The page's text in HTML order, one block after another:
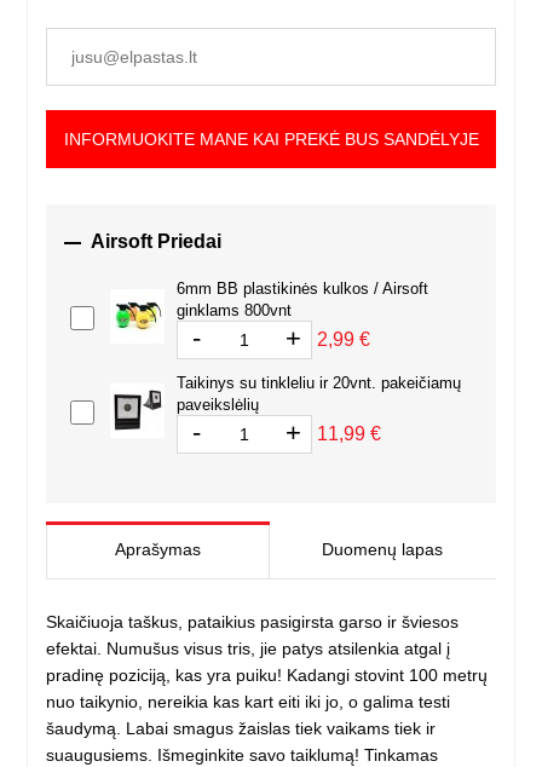
INFORMUOKITE MANE KAI PREKĖ BUS SANDĖLYJE
 Airsoft Priedai
6mm BB plastikinės kulkos / Airsoft
ginklams 800vnt
- + 2,99 €
Taikinys su tinkleliu ir 20vnt. pakeičiamų
paveikslėlių
- + 11,99 €
Aprašymas Duomenų lapas
Skaičiuoja taškus, pataikius pasigirsta garso ir šviesos
efektai. Numušus visus tris, jie patys atsilenkia atgal į
pradinę poziciją, kas yra puiku! Kadangi stovint 100 metrų
nuo taikynio, nereikia kas kart eiti iki jo, o galima testi
šaudymą. Labai smagus žaislas tiek vaikams tiek ir
suaugusiems. Išmeginkite savo taiklumą! Tinkamas